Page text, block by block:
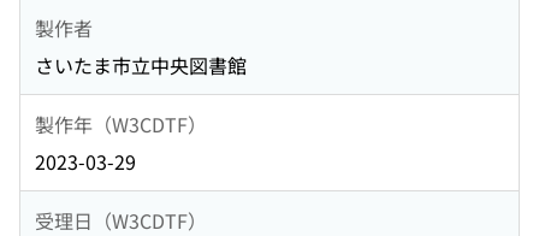
製作者
さいたま市立中央図書館
製作年（W3CDTF）
2023-03-29
受理日（W3CDTF）